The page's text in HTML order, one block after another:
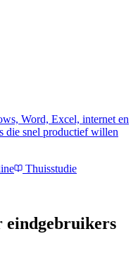
Word, Excel, internet en
die snel productief willen
Thuisstudie
eindgebruikers